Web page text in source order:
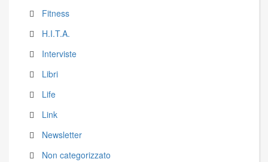
Fitness
H.I.T.A.
Interviste
Libri
Life
Link
Newsletter
Non categorizzato